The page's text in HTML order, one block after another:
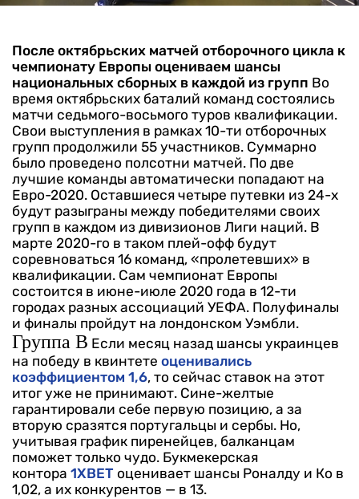
После октябрьских матчей отборочного цикла к
чемпионату Европы оцениваем шансы
национальных сборных в каждой из групп Во
время октябрьских баталий команд состоялись
матчи седьмого-восьмого туров квалификации.
Свои выступления в рамках 10-ти отборочных
групп продолжили 55 участников. Суммарно
было проведено полсотни матчей. По две
лучшие команды автоматически попадают на
Евро-2020. Оставшиеся четыре путевки из 24-х
будут разыграны между победителями своих
групп в каждом из дивизионов Лиги наций. В
марте 2020-го в таком плей-офф будут
соревноваться 16 команд, «пролетевших» в
квалификации. Сам чемпионат Европы
состоится в июне-июле 2020 года в 12-ти
городах разных ассоциаций УЕФА. Полуфиналы
и финалы пройдут на лондонском Уэмбли.
Группа В Если месяц назад шансы украинцев
на победу в квинтете оценивались
коэффициентом 1,6, то сейчас ставок на этот
итог уже не принимают. Сине-желтые
гарантировали себе первую позицию, а за
вторую сразятся португальцы и сербы. Но,
учитывая график пиренейцев, балканцам
поможет только чудо. Букмекерская
контора 1XBET оценивает шансы Роналду и Ко в
1,02, а их конкурентов — в 13.